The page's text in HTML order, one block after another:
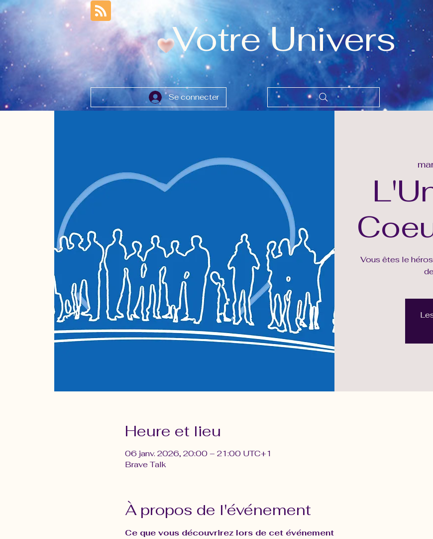
Votre Univers
Se connecter
Vous êtes le
Heure et lieu
06 janv. 2026, 20:00 – 21:00 UTC+1
Brave Talk
À propos de l'événement
Ce que vous découvrirez lors de cet événement